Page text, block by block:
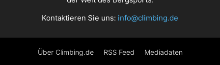
Kontaktieren Sie uns: info@climbing.de
Über Climbing.de RSS Feed Mediadaten